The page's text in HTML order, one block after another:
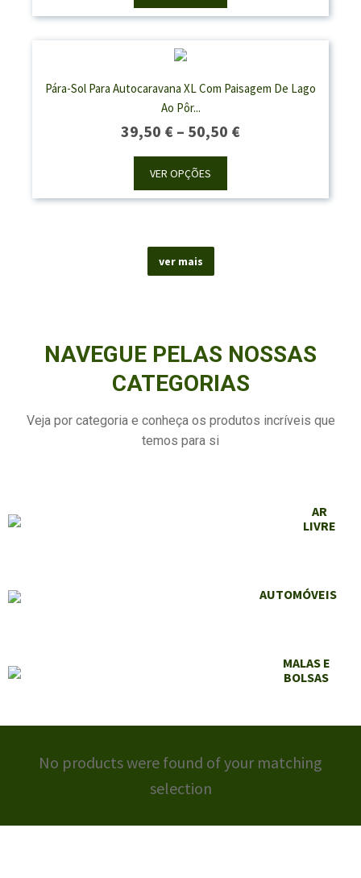
Through
Pára-Sol Para Autocaravana XL Com Paisagem De Lago
Ao Pôr...
39,50 € – 50,50 €Price
Through
VER OPÇÕES
ver mais
NAVEGUE PELAS NOSSAS
CATEGORIAS
Veja por categoria e conheça os produtos incríveis que
temos para si
AR
LIVRE
AUTOMÓVEIS
MALAS E
BOLSAS
No products were found of your matching
selection